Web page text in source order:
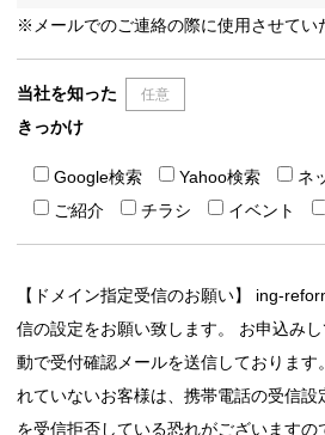
※メールでのご連絡の際に使用させてい
当社を知った
きっかけ
任意
Google検索 Yahoo検索 ネ
ご紹介
チラシ イベント
【ドメイン指定受信のお願い】 ing-
信の設定をお願い致します。 お申込み
動で受付確認メールを送信しております
れていないお客様は、携帯電話の受信
を受信拒否している恐れがございますの